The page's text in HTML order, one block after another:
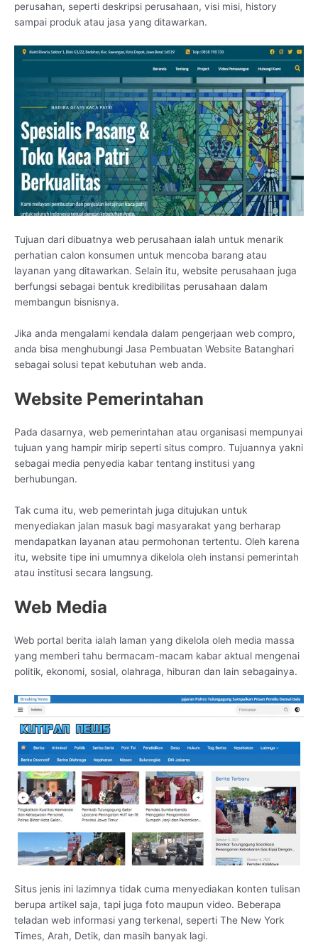
perusahan, seperti deskripsi perusahaan, visi misi, history
sampai produk atau jasa yang ditawarkan.
Tujuan dari dibuatnya web perusahaan ialah untuk menarik
perhatian calon konsumen untuk mencoba barang atau
layanan yang ditawarkan. Selain itu, website perusahaan juga
berfungsi sebagai bentuk kredibilitas perusahaan dalam
membangun bisnisnya.
Jika anda mengalami kendala dalam pengerjaan web compro,
anda bisa menghubungi Jasa Pembuatan Website Batanghari
sebagai solusi tepat kebutuhan web anda.
Website Pemerintahan
Pada dasarnya, web pemerintahan atau organisasi mempunyai
tujuan yang hampir mirip seperti situs compro. Tujuannya yakni
sebagai media penyedia kabar tentang institusi yang
berhubungan.
Tak cuma itu, web pemerintah juga ditujukan untuk
menyediakan jalan masuk bagi masyarakat yang berharap
mendapatkan layanan atau permohonan tertentu. Oleh karena
itu, website tipe ini umumnya dikelola oleh instansi pemerintah
atau institusi secara langsung.
Web Media
Web portal berita ialah laman yang dikelola oleh media massa
yang memberi tahu bermacam-macam kabar aktual mengenai
politik, ekonomi, sosial, olahraga, hiburan dan lain sebagainya.
Situs jenis ini lazimnya tidak cuma menyediakan konten tulisan
berupa artikel saja, tapi juga foto maupun video. Beberapa
teladan web informasi yang terkenal, seperti The New York
Times, Arah, Detik, dan masih banyak lagi.